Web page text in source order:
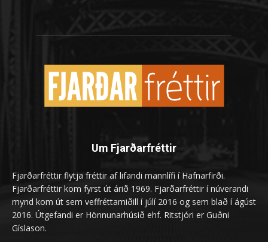
Um Fjarðarfréttir
Fjarðarfréttir flytja fréttir af lifandi mannlífi í Hafnarfirði.
Fjarðarfréttir kom fyrst út árið 1969. Fjarðarfréttir í núverandi
mynd kom út sem veffréttamiðill í júlí 2016 og sem blað í ágúst
2016. Útgefandi er Hönnunarhúsið ehf. Ritstjóri er Guðni
Gíslason.